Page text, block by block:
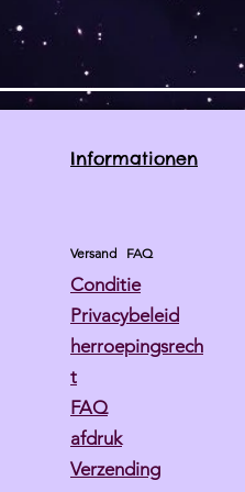
Informationen
Versand FAQ
Conditie
Privacybeleid
herroepingsrech
t
FAQ
afdruk
Verzending